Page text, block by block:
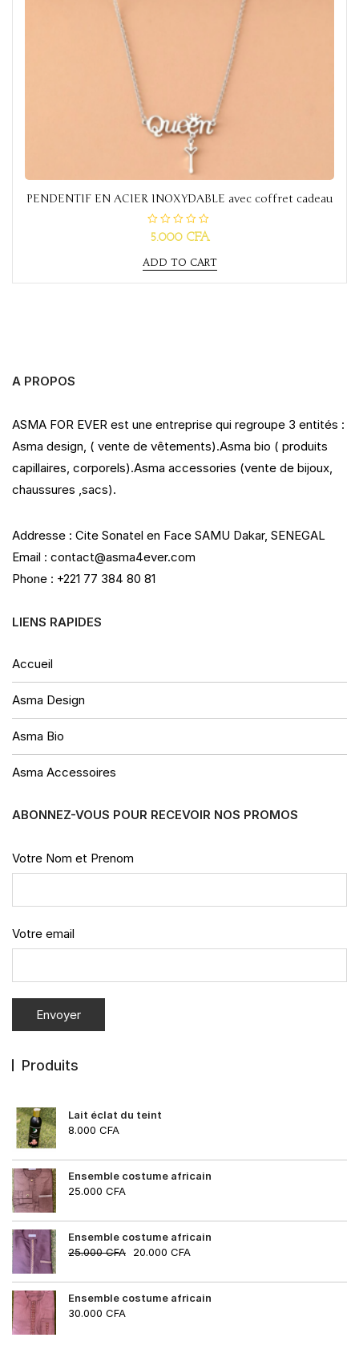
PENDENTIF EN ACIER INOXYDABLE avec coffret cadeau
R
a
e
d
0
5.000 CFA
ADD TO CART
A PROPOS
ASMA FOR EVER est une entreprise qui regroupe 3 entités :
Asma design, ( vente de vêtements).Asma bio ( produits
capillaires, corporels).Asma accessories (vente de bijoux,
chaussures ,sacs).
Addresse : Cite Sonatel en Face SAMU Dakar, SENEGAL
Email : contact@asma4ever.com
Phone : +221 77 384 80 81
LIENS RAPIDES
Accueil
Asma Design
Asma Bio
Asma Accessoires
ABONNEZ-VOUS POUR RECEVOIR NOS PROMOS
Votre Nom et Prenom
Votre email
Produits
Lait éclat du teint
8.000 CFA
Ensemble costume africain
25.000 CFA
Ensemble costume africain
25.000CFA 20.000 CFA
Ensemble costume africain
30.000 CFA